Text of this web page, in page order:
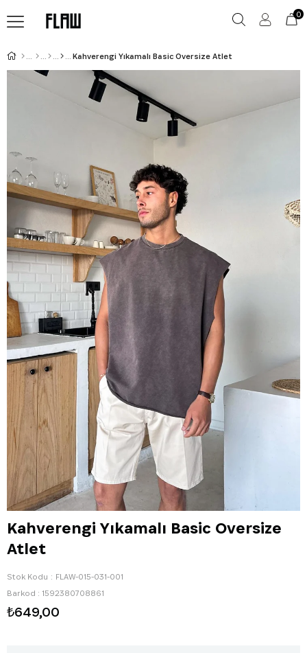
0
Kahverengi Yıkamalı Basic Oversize Atlet
Kahverengi Yıkamalı Basic Oversize
Atlet
Stok Kodu
FLAW-015-031-001
Barkod : 1592380708861
₺649,00